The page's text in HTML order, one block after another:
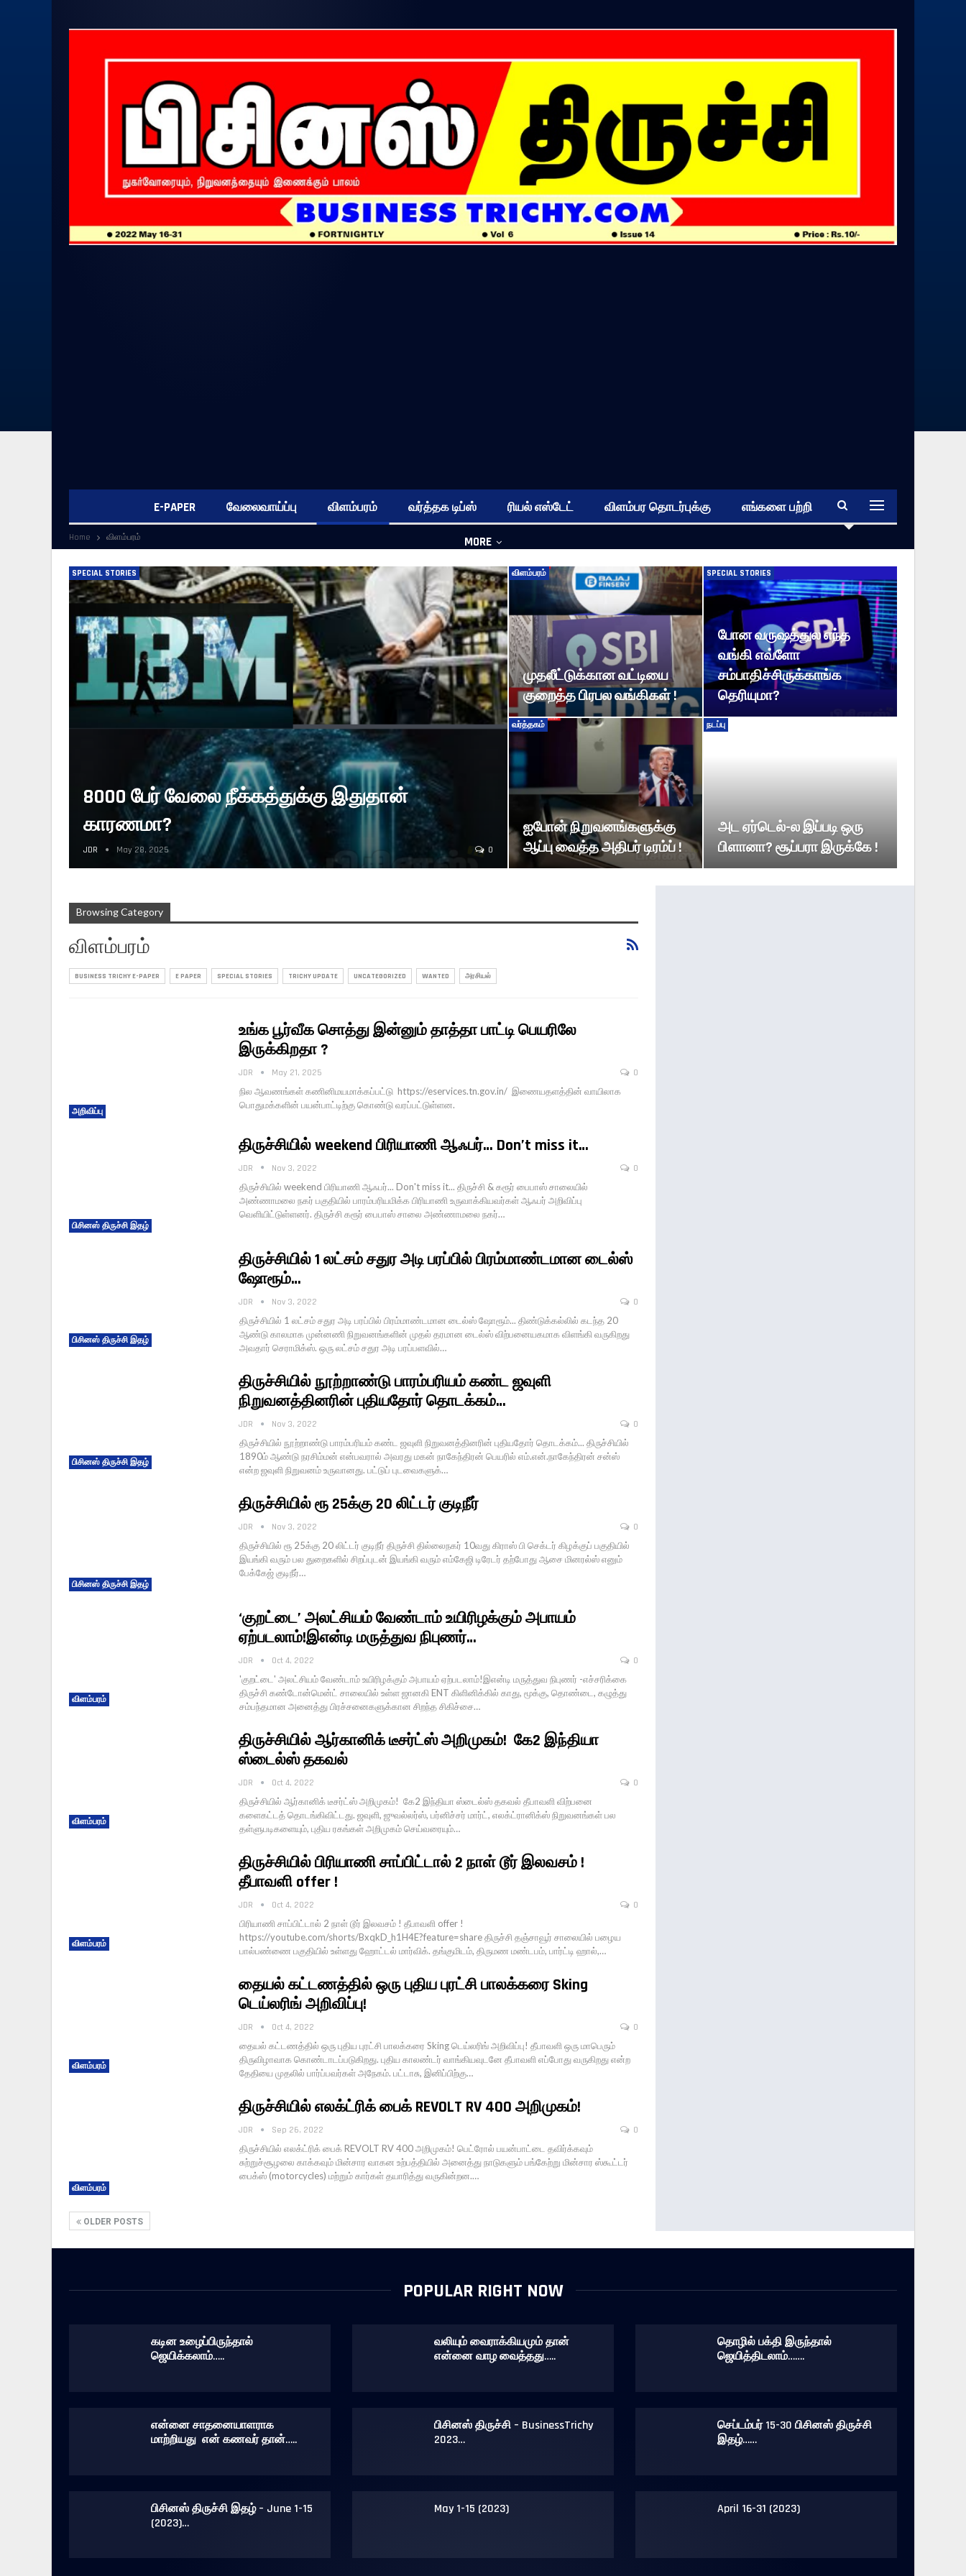
E-PAPER வேலைவாய்ப்பு விளம்பரம் வர்த்தக டிப்ஸ் ரியல் எஸ்டேட் விளம்பர தொடர்புக்கு எங்களை பற்றி
MORE
Home விளம்பரம்
SPECIAL STORIES
8000 பேர் வேலை நீக்கத்துக்கு இதுதான்
காரணமா?
JDR May 28, 2025 0
விளம்பரம்
முதலீட்டுக்கான வட்டியை
குறைத்த பிரபல வங்கிகள் !
SPECIAL STORIES
போன வருஷத்துல எந்த
வங்கி எவ்ளோ
சம்பாதிச்சிருக்காங்க
தெரியுமா?
வர்த்தகம்
ஐபோன் நிறுவனங்களுக்கு
ஆப்பு வைத்த அதிபர் டிரம்ப் !
நடப்பு
அட ஏர்டெல்-ல இப்படி ஒரு
பிளானா? சூப்பரா இருக்கே !
Browsing Category
விளம்பரம்
BUSINESS TRICHY E-PAPER E PAPER SPECIAL STORIES TRICHY UPDATE UNCATEGORIZED WANTED அரசியல்
அறிவிப்பு
உங்க பூர்வீக சொத்து இன்னும் தாத்தா பாட்டி பெயரிலே
இருக்கிறதா ?
JDR May 21, 2025 0
நில ஆவணங்கள் கணினிமயமாக்கப்பட்டு https://eservices.tn.gov.in/ இணையதளத்தின் வாயிலாக
பொதுமக்களின் பயன்பாட்டிற்கு கொண்டு வரப்பட்டுள்ளன.
பிசினஸ் திருச்சி இதழ்
திருச்சியில் weekend பிரியாணி ஆஃபர்… Don’t miss it…
JDR Nov 3, 2022 0
திருச்சியில் weekend பிரியாணி ஆஃபர்... Don't miss it... திருச்சி & கரூர் பைபாஸ் சாலையில்
அண்ணாமலை நகர் பகுதியில் பாரம்பரியமிக்க பிரியாணி உருவாக்கியவர்கள் ஆஃபர் அறிவிப்பு
வெளியிட்டுள்ளனர். திருச்சி கரூர் பைபாஸ் சாலை அண்ணாமலை நகர்…
பிசினஸ் திருச்சி இதழ்
திருச்சியில் 1 லட்சம் சதுர அடி பரப்பில் பிரம்மாண்டமான டைல்ஸ்
ஷோரூம்…
JDR Nov 3, 2022 0
திருச்சியில் 1 லட்சம் சதுர அடி பரப்பில் பிரம்மாண்டமான டைல்ஸ் ஷோரூம்... திண்டுக்கல்லில் கடந்த 20
ஆண்டு காலமாக முன்னணி நிறுவனங்களின் முதல் தரமான டைல்ஸ் விற்பனையகமாக விளங்கி வருகிறது
அவதார் செராமிக்ஸ். ஒரு லட்சம் சதுர அடி பரப்பளவில்…
பிசினஸ் திருச்சி இதழ்
திருச்சியில் நூற்றாண்டு பாரம்பரியம் கண்ட ஜவுளி
நிறுவனத்தினரின் புதியதோர் தொடக்கம்…
JDR Nov 3, 2022 0
திருச்சியில் நூற்றாண்டு பாரம்பரியம் கண்ட ஜவுளி நிறுவனத்தினரின் புதியதோர் தொடக்கம்... திருச்சியில்
1890ம் ஆண்டு நரசிம்மன் என்பவரால் அவரது மகன் நாகேந்திரன் பெயரில் எம்.என்.நாகேந்திரன் சன்ஸ்
என்ற ஜவுளி நிறுவனம் உருவானது. பட்டுப் புடவைகளுக்…
பிசினஸ் திருச்சி இதழ்
திருச்சியில் ரூ 25க்கு 20 லிட்டர் குடிநீர்
JDR Nov 3, 2022 0
திருச்சியில் ரூ 25க்கு 20 லிட்டர் குடிநீர் திருச்சி தில்லைநகர் 10வது கிராஸ் பி செக்டர் கிழக்குப் பகுதியில்
இயங்கி வரும் பல துறைகளில் சிறப்புடன் இயங்கி வரும் எம்கேஜி டிரேடர் தற்போது ஆசை மினரல்ஸ் எனும்
பேக்கேஜ் குடிநீர்…
விளம்பரம்
‘குறட்டை’ அலட்சியம் வேண்டாம் உயிரிழக்கும் அபாயம்
ஏற்படலாம்!இஎன்டி மருத்துவ நிபுணர்…
JDR Oct 4, 2022 0
'குறட்டை' அலட்சியம் வேண்டாம் உயிரிழக்கும் அபாயம் ஏற்படலாம்!இஎன்டி மருத்துவ நிபுணர் -எச்சரிக்கை
திருச்சி கண்டோன்மென்ட் சாலையில் உள்ள ஜானகி ENT கிளினிக்கில் காது, மூக்கு, தொண்டை, கழுத்து
சம்பந்தமான அனைத்து பிரச்சனைகளுக்கான சிறந்த சிகிச்சை…
விளம்பரம்
திருச்சியில் ஆர்கானிக் டீசர்ட்ஸ் அறிமுகம்! கே2 இந்தியா
ஸ்டைல்ஸ் தகவல்
JDR Oct 4, 2022 0
திருச்சியில் ஆர்கானிக் டீசர்ட்ஸ் அறிமுகம்! கே2 இந்தியா ஸ்டைல்ஸ் தகவல் தீபாவளி விற்பனை
களைகட்டத் தொடங்கிவிட்டது. ஜவுளி, ஜுவல்லர்ஸ், பர்னிச்சர் மார்ட், எலக்ட்ரானிக்ஸ் நிறுவனங்கள் பல
தள்ளுபடிகளையும், புதிய ரகங்கள் அறிமுகம் செய்வரையும்…
விளம்பரம்
திருச்சியில் பிரியாணி சாப்பிட்டால் 2 நாள் டூர் இலவசம் !
தீபாவளி offer !
JDR Oct 4, 2022 0
பிரியாணி சாப்பிட்டால் 2 நாள் டூர் இலவசம் ! தீபாவளி offer !
https://youtube.com/shorts/BxqkD_h1H4E?feature=share திருச்சி தஞ்சாவூர் சாலையில் பழைய
பால்பண்ணை பகுதியில் உள்ளது ஹோட்டல் மார்விக். தங்குமிடம், திருமண மண்டபம், பார்ட்டி ஹால்,…
விளம்பரம்
தையல் கட்டணத்தில் ஒரு புதிய புரட்சி பாலக்கரை Sking
டெய்லரிங் அறிவிப்பு!
JDR Oct 4, 2022 0
தையல் கட்டணத்தில் ஒரு புதிய புரட்சி பாலக்கரை Sking டெய்லரிங் அறிவிப்பு! தீபாவளி ஒரு மாபெரும்
திருவிழாவாக கொண்டாடப்படுகிறது. புதிய காலண்டர் வாங்கியவுடனே தீபாவளி எப்போது வருகிறது என்ற
தேதியை முதலில் பார்ப்பவர்கள் அநேகம். பட்டாசு, இனிப்பிற்கு…
விளம்பரம்
திருச்சியில் எலக்ட்ரிக் பைக் REVOLT RV 400 அறிமுகம்!
JDR Sep 26, 2022 0
திருச்சியில் எலக்ட்ரிக் பைக் REVOLT RV 400 அறிமுகம்! பெட்ரோல் பயன்பாட்டை தவிர்க்கவும்
சுற்றுச்சூழலை காக்கவும் மின்சார வாகன உற்பத்தியில் அனைத்து நாடுகளும் பங்கேற்று மின்சார ஸ்கூட்டர்
பைக்ஸ் (motorcycles) மற்றும் கார்கள் தயாரித்து வருகின்றன.…
OLDER POSTS
POPULAR RIGHT NOW
கடின உழைப்பிருந்தால்
ஜெயிக்கலாம்…..
வலியும் வைராக்கியமும் தான்
என்னை வாழ வைத்தது…..
தொழில் பக்தி இருந்தால்
ஜெயித்திடலாம்…….
என்னை சாதனையாளராக
மாற்றியது என் கணவர் தான்…..
பிசினஸ் திருச்சி – BusinessTrichy
2023…
செப்டம்பர் 15-30 பிசினஸ் திருச்சி
இதழ்……
பிசினஸ் திருச்சி இதழ் – June 1-15
(2023)…
May 1-15 (2023) April 16-31 (2023)